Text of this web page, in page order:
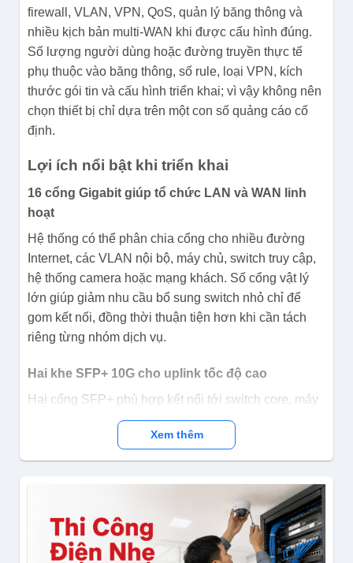
firewall, VLAN, VPN, QoS, quản lý băng thông và
nhiều kịch bản multi-WAN khi được cấu hình đúng.
Số lượng người dùng hoặc đường truyền thực tế
phụ thuộc vào băng thông, số rule, loại VPN, kích
thước gói tin và cấu hình triển khai; vì vậy không nên
chọn thiết bị chỉ dựa trên một con số quảng cáo cố
định.
Lợi ích nổi bật khi triển khai
16 cổng Gigabit giúp tổ chức LAN và WAN linh
hoạt
Hệ thống có thể phân chia cổng cho nhiều đường
Internet, các VLAN nội bộ, máy chủ, switch truy cập,
hệ thống camera hoặc mạng khách. Số cổng vật lý
lớn giúp giảm nhu cầu bổ sung switch nhỏ chỉ để
gom kết nối, đồng thời thuận tiện hơn khi cần tách
riêng từng nhóm dịch vụ.
Hai khe SFP+ 10G cho uplink tốc độ cao
Hai cổng SFP+ phù hợp kết nối tới switch core, máy
chủ, NAS hoặc tuyến quang giữa các tủ mạng.
Người dùng có thể lựa chọn module quang hoặc cáp
DAC tương thích theo khoảng cách và loại hạ tầng.
theo cấu hình thực tế và thường không mặc định đi
kèm thiết bị.
Nền tảng ARM 64-bit, RAM 4 GB
Xem thêm